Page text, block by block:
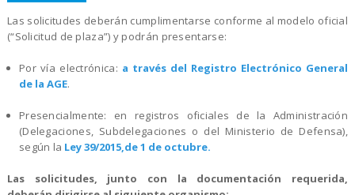
Las solicitudes deberán cumplimentarse conforme al modelo oficial
(“Solicitud de plaza”) y podrán presentarse:
Por vía electrónica: a través del Registro Electrónico General
de la AGE.
Presencialmente: en registros oficiales de la Administración
(Delegaciones, Subdelegaciones o del Ministerio de Defensa),
según la Ley 39/2015,de 1 de octubre.
Las solicitudes, junto con la documentación requerida,